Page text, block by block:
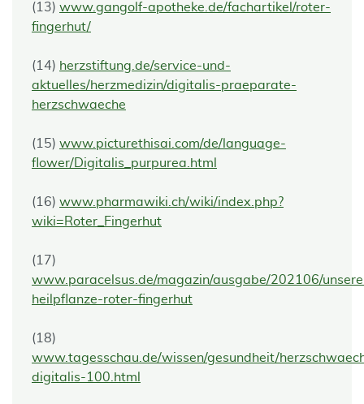
(13) www.gangolf-apotheke.de/fachartikel/roter-
fingerhut/
(14) herzstiftung.de/service-und-
aktuelles/herzmedizin/digitalis-praeparate-
herzschwaeche
(15) www.picturethisai.com/de/language-
flower/Digitalis_purpurea.html
(16) www.pharmawiki.ch/wiki/index.php?
wiki=Roter_Fingerhut
(17)
www.paracelsus.de/magazin/ausgabe/202106/
heilpflanze-roter-fingerhut
(18)
www.tagesschau.de/wissen/gesundheit/
digitalis-100.html